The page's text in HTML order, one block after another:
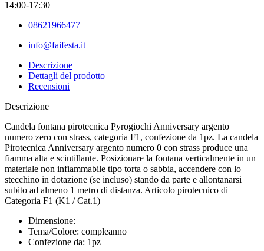
14:00-17:30
08621966477
info@faifesta.it
Descrizione
Dettagli del prodotto
Recensioni
Descrizione
Candela fontana pirotecnica Pyrogiochi Anniversary argento
numero zero con strass, categoria F1, confezione da 1pz. La candela
Pirotecnica Anniversary argento numero 0 con strass produce una
fiamma alta e scintillante. Posizionare la fontana verticalmente in un
materiale non infiammabile tipo torta o sabbia, accendere con lo
stecchino in dotazione (se incluso) stando da parte e allontanarsi
subito ad almeno 1 metro di distanza. Articolo pirotecnico di
Categoria F1 (K1 / Cat.1)
Dimensione:
Tema/Colore: compleanno
Confezione da: 1pz